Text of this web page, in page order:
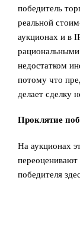
победитель
реальной
аукционах и в
недостатком
потому что
делает сделку
Проклятие
На аукционах
победителя